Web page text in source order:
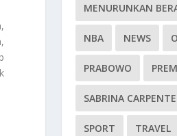
MENURUNKAN
NBA NEWS
PRABOWO
SABRINA
SPORT TRAVEL